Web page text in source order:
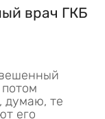
врач ГКБ
думаю, те
его